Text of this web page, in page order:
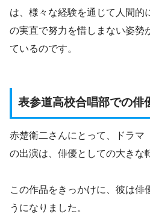
は、様々な経験を通じて人間的
の実直で努力を惜しまない姿勢
ているのです。
表参道高校合唱部での俳
赤楚衛二さんにとって、ドラマ
の出演は、俳優としての大きな
この作品をきっかけに、彼は俳
うになりました。